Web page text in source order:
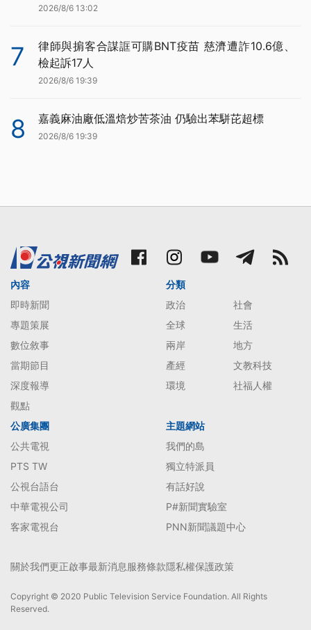
2026/8/6 13:02
7
律師與掮客合謀誆可購BNT疫苗 慈濟遭詐10.6億、
檢起訴17人
2026/8/6 19:39
8 嘉義麻油廠低溫焙炒苦茶油 仍驗出苯駢芘超標
2026/8/6 19:39
內容
即時新聞
專題策展
數位敘事
當期節目
深度報導
觀點
分類
政治
社會
全球
生活
兩岸
地方
產經
文教科技
環境
社福人權
公廣集團
公共電視
PTS TW
公視台語台
中華電視公司
客家電視台
主題網站
我們的島
獨立特派員
有話好說
P#新聞實驗室
PNN新聞議題中心
關於我們更正啟事最新消息服務條款隱私權保護政策
Copyright © 2020 Public Television Service Foundation. All Rights
Reserved.